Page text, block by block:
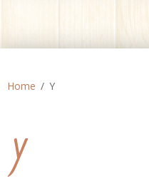
Home Y
Y